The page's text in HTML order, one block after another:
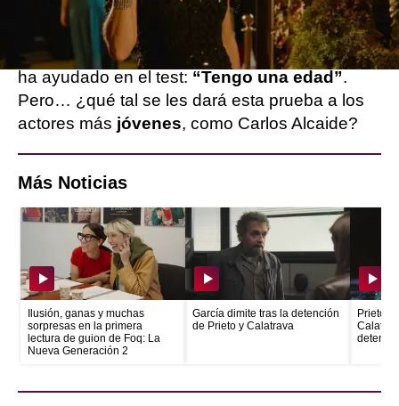
experiencia de las actrices más veteranas,
como Belén Rueda o Belinda Washington les
ha ayudado en el test: “Tengo una edad”.
Pero… ¿qué tal se les dará esta prueba a los
actores más jóvenes, como Carlos Alcaide?
Más Noticias
Ilusión, ganas y muchas
sorpresas en la primera
lectura de guion de Foq: La
Nueva Generación 2
García dimite tras la detención
de Prieto y Calatrava
Prieto